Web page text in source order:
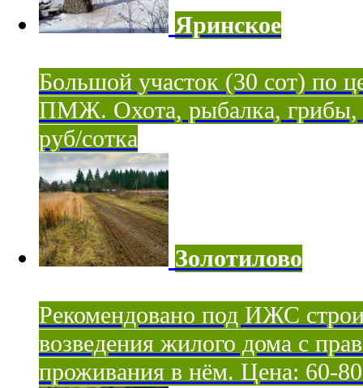
Яринское
Большой участок (30 сот) по
ПМЖ. Охота, рыбалка, грибы,
руб/сотка
Золотилово
Рекомендовано под ИЖС
возведения жилого дома с
проживания в нём. Цена: 60-80